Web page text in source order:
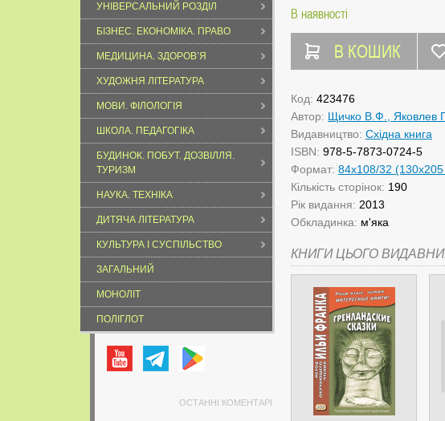
УНІВЕРСАЛЬНИЙ РОЗДІЛ
БІЗНЕС. ЕКОНОМІКА. ПРАВО
МЕДИЦИНА. ЗДОРОВ’Я
ХУДОЖНЯ ЛІТЕРАТУРА
МОВИ. ФІЛОЛОГІЯ
ШКОЛА. ПЕДАГОГІКА
БУДИНОК. ПОБУТ. ДОЗВІЛЛЯ.
ТУРИЗМ
НАУКА. ТЕХНІКА
ДИТЯЧА ЛІТЕРАТУРА
КУЛЬТУРА І СУСПІЛЬСТВО
ЗАГАЛЬНИЙ
МОНОЛІТ
ПОЛІГЛОТ
ОСТАННІ КОМЕНТАРІ
В наявності
В КОШИК
Код: 423476
Автор: Щичко В.Ф., Яковлев
Видавництво: Східна книга
ISBN: 978-5-7873-0724-5
Формат: 84х108/32
Кількість сторінок: 190
Рік видання: 2013
Обкладинка: м'яка
КНИГИ ЦЬОГО